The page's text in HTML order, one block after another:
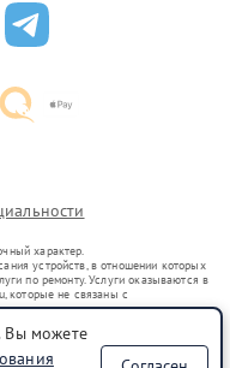
характер.
устройств, в отношении которых
по ремонту. Услуги оказываются в
которые не связаны с
представителями.
оборот в соответствии
услуг или введения
Вы можете